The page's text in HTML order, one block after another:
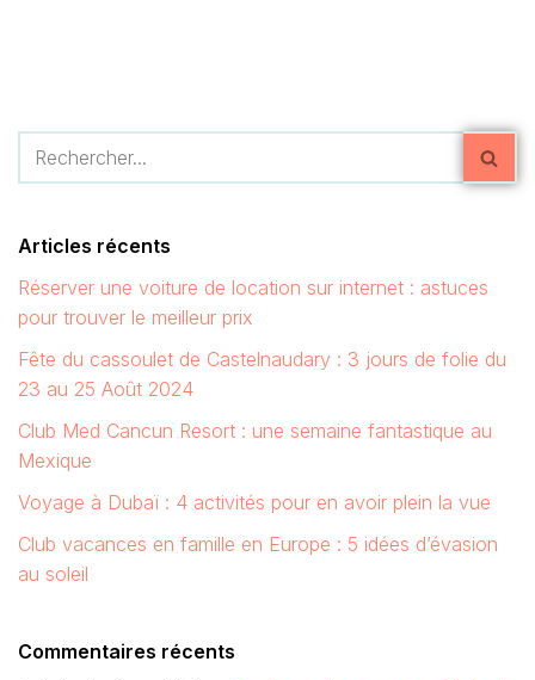
Articles récents
Réserver une voiture de location sur internet : astuces
pour trouver le meilleur prix
Fête du cassoulet de Castelnaudary : 3 jours de folie du
23 au 25 Août 2024
Club Med Cancun Resort : une semaine fantastique au
Mexique
Voyage à Dubaï : 4 activités pour en avoir plein la vue
Club vacances en famille en Europe : 5 idées d’évasion
au soleil
Commentaires récents